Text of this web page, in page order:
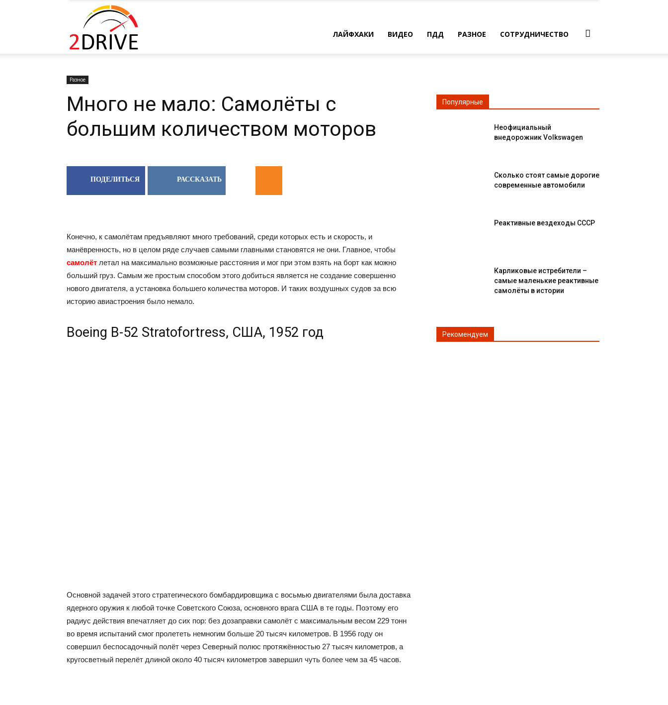
Разрешите сайту 2drive.ru отправлять
вам уведомления на рабочий стол
×
ЛАЙФХАКИ ВИДЕО ПДД РАЗНОЕ СОТРУДНИЧЕСТВО
Разное
Много не мало: Самолёты с
большим количеством моторов
ПОДЕЛИТЬСЯ РАССКАЗАТЬ
Конечно, к самолётам предъявляют много требований, среди которых есть и скорость, и
манёвренность, но в целом ряде случаев самыми главными становятся не они. Главное, чтобы
самолёт летал на максимально возможные расстояния и мог при этом взять на борт как можно
больший груз. Самым же простым способом этого добиться является не создание совершенно
нового двигателя, а установка большего количества моторов. И таких воздушных судов за всю
историю авиастроения было немало.
Boeing B-52 Stratofortress, США, 1952 год
Основной задачей этого стратегического бомбардировщика с восьмью двигателями была доставка
ядерного оружия к любой точке Советского Союза, основного врага США в те годы. Поэтому его
радиус действия впечатляет до сих пор: без дозаправки самолёт с максимальным весом 229 тонн
во время испытаний смог пролететь немногим больше 20 тысяч километров. В 1956 году он
совершил беспосадочный полёт через Северный полюс протяжённостью 27 тысяч километров, а
кругосветный перелёт длиной около 40 тысяч километров завершил чуть более чем за 45 часов.
Популярные
Неофициальный
внедорожник Volkswagen
Сколько стоят самые дорогие
современные автомобили
Реактивные вездеходы СССР
Карликовые истребители –
самые маленькие реактивные
самолёты в истории
Рекомендуем